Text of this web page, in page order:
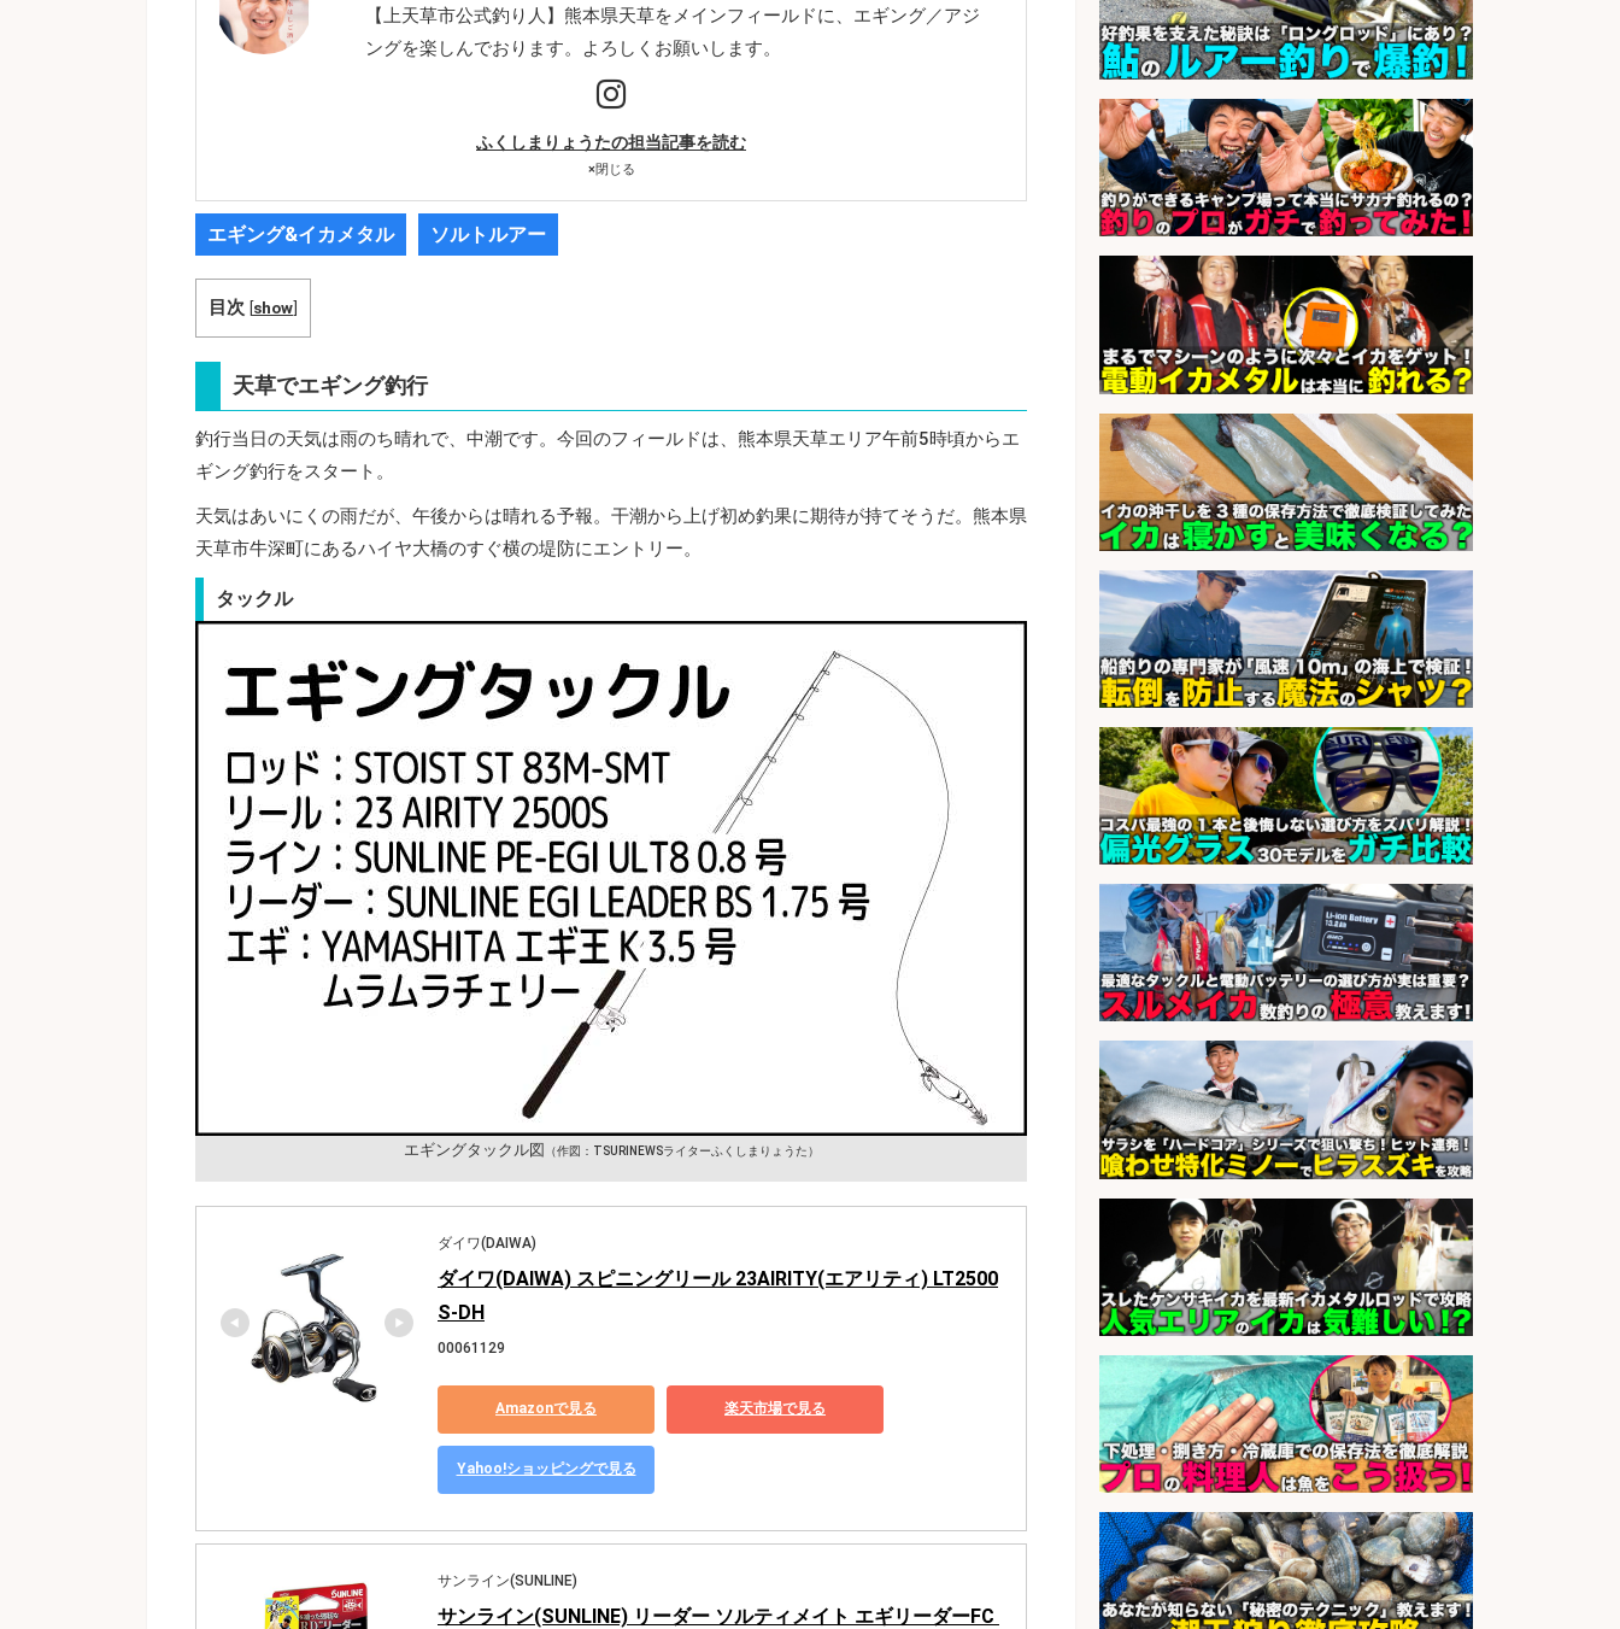
【上天草市公式釣り人】熊本県天草をメインフィールドに、エギング／アジ
ングを楽しんでおります。よろしくお願いします。
ふくしまりょうたの担当記事を読む
×閉じる
エギング&イカメタル ソルトルアー
目次 [show]
天草でエギング釣行
釣行当日の天気は雨のち晴れで、中潮です。今回のフィールドは、熊本県天草エリア午前5時頃からエ
ギング釣行をスタート。
天気はあいにくの雨だが、午後からは晴れる予報。干潮から上げ初め釣果に期待が持てそうだ。熊本県
天草市牛深町にあるハイヤ大橋のすぐ横の堤防にエントリー。
タックル
エギングタックル図 （作図：TSURINEWSライターふくしまりょうた）
ダイワ(DAIWA)
ダイワ(DAIWA) スピニングリール 23AIRITY(エアリティ) LT2500
S-DH
00061129
Amazonで見る 楽天市場で見る
Yahoo!ショッピングで見る
サンライン(SUNLINE)
サンライン(SUNLINE) リーダー ソルティメイト エギリーダーFC
sponsored by 求人ボックス
捌く作業なし!イオン食品売場スタッ
フ募集/東京都/目黒区
会社名 イオンスタイル碑文谷店
sponsored by 求人ボックス
さかな専門学校の教員 教員免許不
要/水産業界の知識と経験を活かす
会社名
学校法人水野学園日本さかな専
門学校
sponsored by 求人ボックス
営業事務/「大津市」釣り具メーカ
ーの物流事務・営業アシスタント/
小野駅徒歩6分/「時給1,300円」/大
型連休あり×残業なし×土日祝休み/
滋賀県
会社名 株式会社ホットスタッフ滋賀
sponsored by 求人ボックス
精肉・青果・鮮魚販売/「志布志
市」「時給1,150円〜」志布志市周
辺でお魚のカットや商品の陳列スタ
ッフ/未経験歓迎×残業少なめ×車通
勤OK/鹿児島県/志布志市
会社名 株式会社ホットスタッフ鹿児島
sponsored by 求人ボックス
精肉・青果・鮮魚販売/「志布志
ッフ/志布志市/「時給1,150円〜」/
未経験歓迎×残業少なめ×車通勤OK/
鹿児島県
会社名 株式会社ホットスタッフ鹿児島
sponsored by 求人ボックス
さらに求人情報を見る